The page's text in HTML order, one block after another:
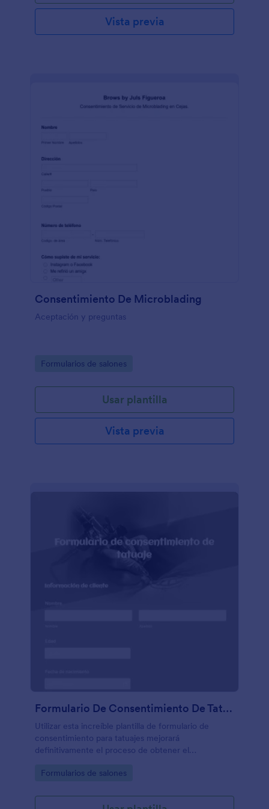
número de teléfono, el tipo de servicio que utilizó y
la fecha de la cita. Este formulario de renuncia
también tiene una sección en la que muestra los
para proporcionar información importante e
instrucciones especiales. Esta plantilla de formulario
también utiliza el campo Firma para capturar la firma
agregando el logotipo de su salón a través del
Creador de formularios."
Vista previa
Consentimiento De Microblading
Aceptación y preguntas
Go to Category:
Formularios de salones
Usar plantilla
Vista previa
Formulario De Consentimiento De Tatuaje
Utilizar esta increíble plantilla de formulario de
consentimiento para tatuajes mejorará
definitivamente el proceso de obtener el
códigos.
Go to Category:
Formularios de salones